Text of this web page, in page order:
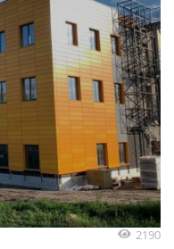
2190